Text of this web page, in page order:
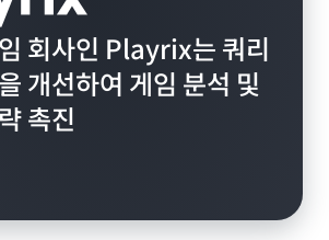
회사인 Playrix는 쿼리
개선하여 게임 분석 및
촉진